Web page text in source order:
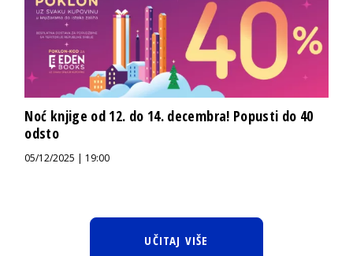
Noć knjige od 12. do 14. decembra! Popusti do 40
odsto
05/12/2025 | 19:00
UČITAJ VIŠE